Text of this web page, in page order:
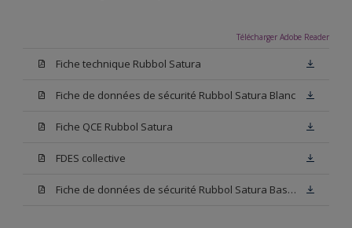
Télécharger Adobe Reader
Fiche technique Rubbol Satura
Fiche de données de sécurité Rubbol Satura Blanc
Fiche QCE Rubbol Satura
FDES collective
Fiche de données de sécurité Rubbol Satura Base N00